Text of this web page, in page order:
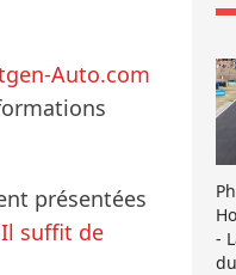
Auto.com
présentées
Il suffit de
-